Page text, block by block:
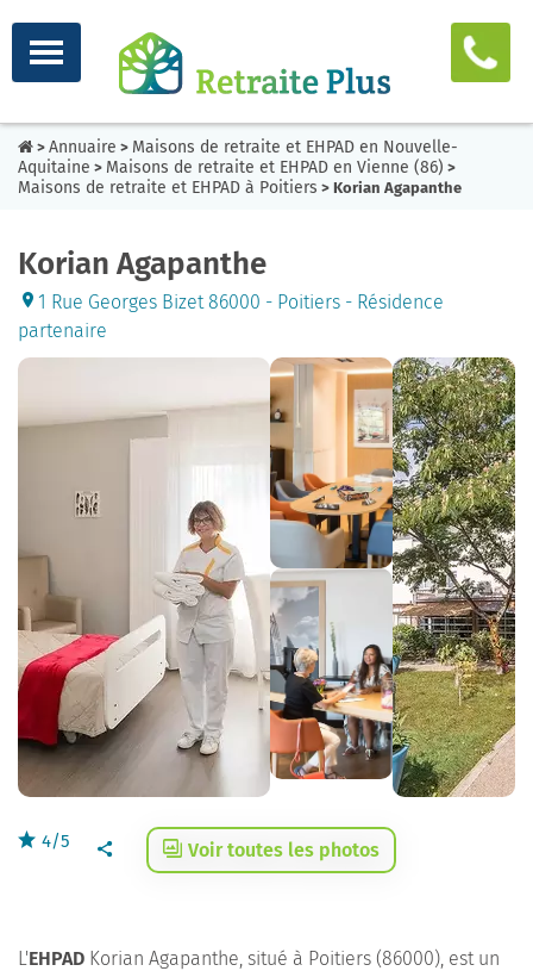
> Annuaire > Maisons de retraite et EHPAD en Nouvelle-
Aquitaine > Maisons de retraite et EHPAD en Vienne (86) >
Maisons de retraite et EHPAD à Poitiers > Korian Agapanthe
Korian Agapanthe
1 Rue Georges Bizet 86000 - Poitiers - Résidence
partenaire
4/5 Voir toutes les photos
L'EHPAD Korian Agapanthe, situé à Poitiers (86000), est un